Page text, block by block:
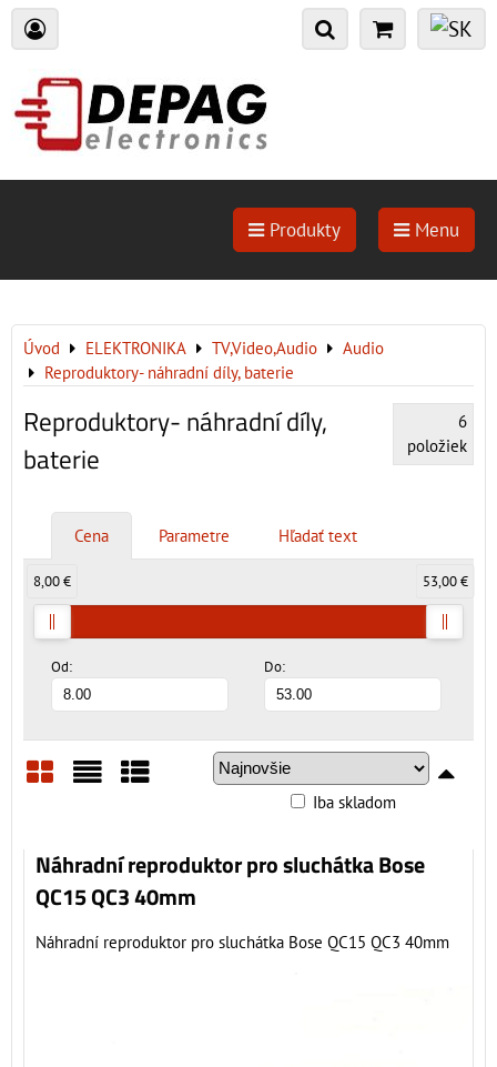
Produkty Menu
Úvod ELEKTRONIKA TV,Video,Audio
Audio
Reproduktory- náhradní díly, baterie
Reproduktory- náhradní díly,
baterie
6
položiek
Cena Parametre Hľadať text
Od: Do:
8,00 € 53,00 €
Iba skladom
Náhradní reproduktor pro sluchátka Bose
QC15 QC3 40mm
Náhradní reproduktor pro sluchátka Bose QC15 QC3 40mm